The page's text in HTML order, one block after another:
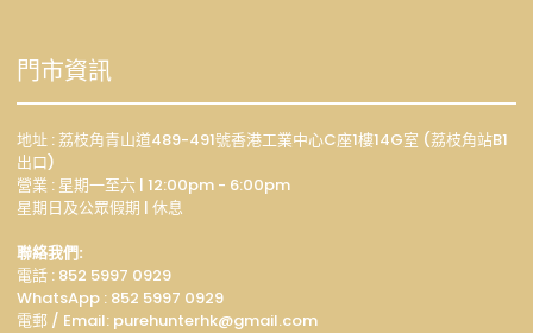
門市資訊
地址 : 荔枝角青山道489-491號香港工業中心C座1樓14G室 (荔枝角站B1
出口)
營業 : 星期一至六 | 12:00pm - 6:00pm
星期日及公眾假期 | 休息
聯絡我們:
電話 : 852 5997 0929
WhatsApp : 852 5997 0929
電郵 / Email: purehunterhk@gmail.com